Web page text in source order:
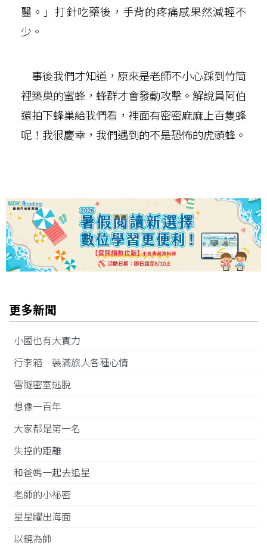
醫。」打針吃藥後，手背的疼痛感果然減輕不
少。
事後我們才知道，原來是老師不小心踩到竹筒
裡築巢的蜜蜂，蜂群才會發動攻擊。解說員阿伯
還拍下蜂巢給我們看，裡面有密密麻麻上百隻蜂
呢！我很慶幸，我們遇到的不是恐怖的虎頭蜂。
更多新聞
小國也有大實力
行李箱 裝滿旅人各種心情
雪隧密室逃脫
想像一百年
大家都是第一名
失控的距離
和爸媽一起去追星
老師的小祕密
星星躍出海面
以鏡為師